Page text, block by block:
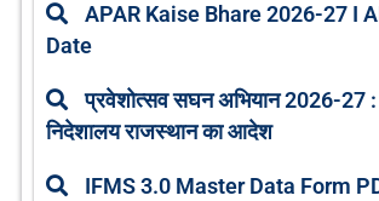
APAR Kaise Bhare 2026-27 I
Date
प्रवेशोत्सव सघन अभियान 2026-27 :
निदेशालय राजस्थान का आदेश
IFMS 3.0 Master Data Form